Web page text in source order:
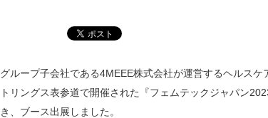
グループ子会社である4MEEE株式会社が運営するヘルス
トリングス表参道で開催された『フェムテックジャパン
き、ブース出展しました。